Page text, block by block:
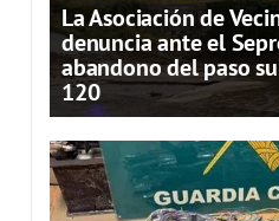
La Asociación de
denuncia ante el
abandono del paso
120